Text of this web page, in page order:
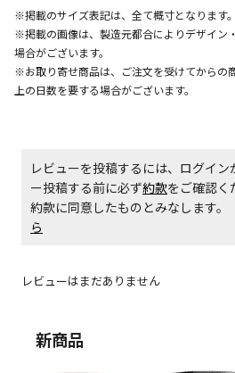
お見積商品です。金額・施
決定となります。
生する場合がございます。
※掲載のサイズ表記は、全て概寸となります。
※掲載の画像は、製造元都合によりデザイン
場合がございます。
※お取り寄せ商品は、ご注文を受けてからの
上の日数を要する場合がございます。
レビューを投稿するには、ログイ
ー投稿する前に必ず約款をご確認く
約款に同意したものとみなします
ら
レビューはまだありません
新商品